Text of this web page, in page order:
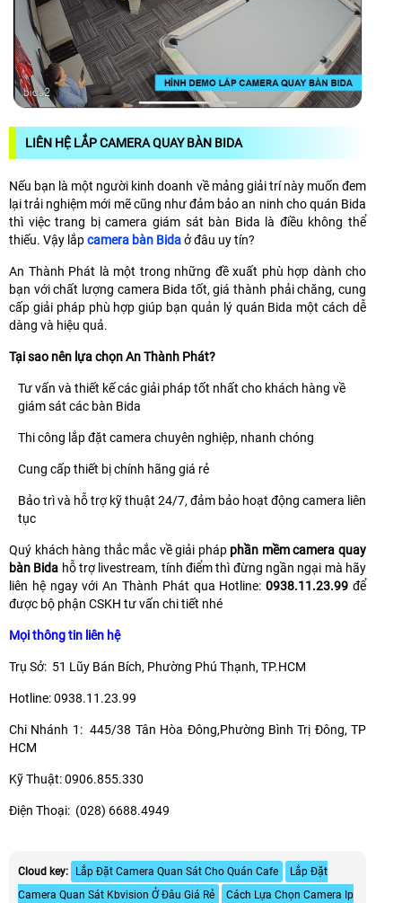
LIÊN HỆ LẮP CAMERA QUAY BÀN BIDA
Nếu bạn là một người kinh doanh về mảng giải trí này muốn đem
lại trải nghiệm mới mẽ cũng như đảm bảo an ninh cho quán Bida
thì việc trang bị camera giám sát bàn Bida là điều không thể
thiếu. Vậy lắpcamera bàn Bidaở đâu uy tín?
An Thành Phát là một trong những đề xuất phù hợp dành cho
bạn với chất lượng camera Bida tốt, giá thành phải chăng, cung
cấp giải pháp phù hợp giúp bạn quản lý quán Bida một cách dễ
dàng và hiệu quả.
Tại sao nên lựa chọn An Thành Phát?
Tư vấn và thiết kế các giải pháp tốt nhất cho khách hàng về
giám sát các bàn Bida
Thi công lắp đặt camera chuyên nghiệp, nhanh chóng
Cung cấp thiết bị chính hãng giá rẻ
Bảo trì và hỗ trợ kỹ thuật 24/7, đảm bảo hoạt động camera liên
tục
Quý khách hàng thắc mắc về giải pháp phần mềm camera quay
bàn Bida hỗ trợ livestream, tính điểm thì đừng ngần ngại mà hãy
liên hệ ngay với An Thành Phát qua Hotline:0938.11.23.99 để
được bộ phận CSKH tư vấn chi tiết nhé
Mọi thông tin liên hệ
Trụ Sở: 51 Lũy Bán Bích, Phường Phú Thạnh, TP.HCM
Hotline: 0938.11.23.99
Chi Nhánh 1: 445/38 Tân Hòa Đông,Phường Bình Trị Đông, TP
HCM
Kỹ Thuật: 0906.855.330
Điện Thoại: (028) 6688.4949
Cloud key: Lắp Đặt Camera Quan Sát Cho Quán Cafe
Lắp Đặt
Camera Quan Sát Kbvision Ở Đâu Giá Rẻ
Cách Lựa Chọn Camera Ip